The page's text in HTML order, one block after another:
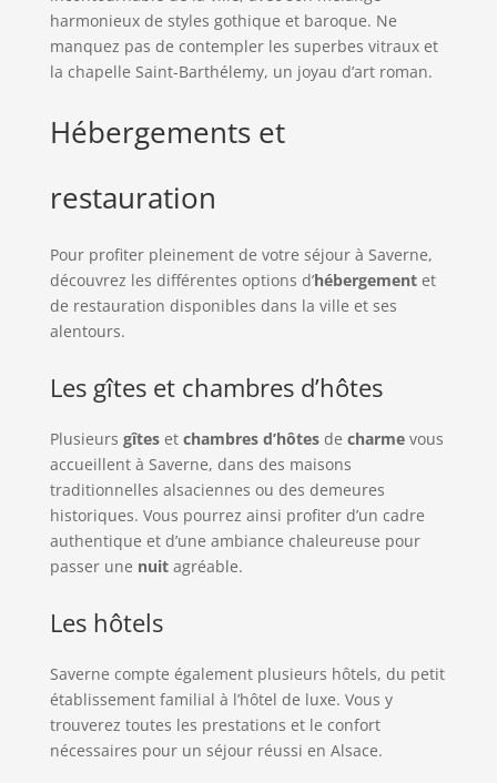
harmonieux de styles gothique et baroque. Ne
manquez pas de contempler les superbes vitraux et
la chapelle Saint-Barthélemy, un joyau d’art roman.
Hébergements et
restauration
Pour profiter pleinement de votre séjour à Saverne,
découvrez les différentes options d’hébergementet
de restauration disponibles dans la ville et ses
alentours.
Les gîtes et chambres d’hôtes
Plusieurs gîteset chambres d’hôtesde charmevous
accueillent à Saverne, dans des maisons
traditionnelles alsaciennes ou des demeures
historiques. Vous pourrez ainsi profiter d’un cadre
authentique et d’une ambiance chaleureuse pour
passer une nuitagréable.
Les hôtels
Saverne compte également plusieurs hôtels, du petit
établissement familial à l’hôtel de luxe. Vous y
trouverez toutes les prestations et le confort
nécessaires pour un séjour réussi en Alsace.